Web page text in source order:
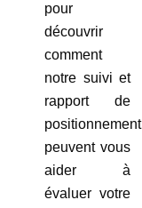
pour
découvrir
comment
notre suivi et
rapport de
positionnement
peuvent vous
aider à
évaluer votre